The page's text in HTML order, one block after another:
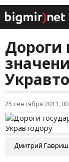
Дороги
25 сентября 2011,
Дмитрий Гавриш